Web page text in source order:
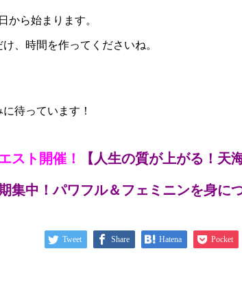
から始まります。
け、時間を作ってくださいね。
待っています！
スト開催！ 【人生の質が上がる！天
期集中！パワフル＆フェミニンを身に
Tweet Share Hatena Pocket